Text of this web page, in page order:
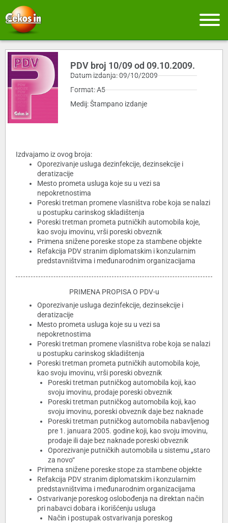
PDV broj 10/09 od 09.10.2009.
Datum izdanja: 09/10/2009
Format: A5
Medij: Štampano izdanje
Izdvajamo iz ovog broja:
Oporezivanje usluga dezinfekcije, dezinsekcije i
deratizacije
Mesto prometa usluga koje su u vezi sa
nepokretnostima
Poreski tretman promene vlasništva robe koja se nalazi
u postupku carinskog skladištenja
Poreski tretman prometa putničkih automobila koje,
kao svoju imovinu, vrši poreski obveznik
Primena snižene poreske stope za stambene objekte
Refakcija PDV stranim diplomatskim i konzularnim
predstavništvima i međunarodnim organizacijama
PRIMENA PROPISA O PDV-u
Oporezivanje usluga dezinfekcije, dezinsekcije i
deratizacije
Mesto prometa usluga koje su u vezi sa
nepokretnostima
Poreski tretman promene vlasništva robe koja se nalazi
u postupku carinskog skladištenja
Poreski tretman prometa putničkih automobila koje,
kao svoju imovinu, vrši poreski obveznik
Poreski tretman putničkog automobila koji, kao
svoju imovinu, prodaje poreski obveznik
Poreski tretman putničkog automobila koji, kao
svoju imovinu, poreski obveznik daje bez naknade
Poreski tretman putničkog automobila nabavljenog
pre 1. januara 2005. godine koji, kao svoju imovinu,
prodaje ili daje bez naknade poreski obveznik
Oporezivanje putničkih automobila u sistemu „staro
za novo“
Primena snižene poreske stope za stambene objekte
Refakcija PDV stranim diplomatskim i konzularnim
predstavništvima i međunarodnim organizacijama
Ostvarivanje poreskog oslobođenja na direktan način
pri nabavci dobara i korišćenju usluga
Način i postupak ostvarivanja poreskog